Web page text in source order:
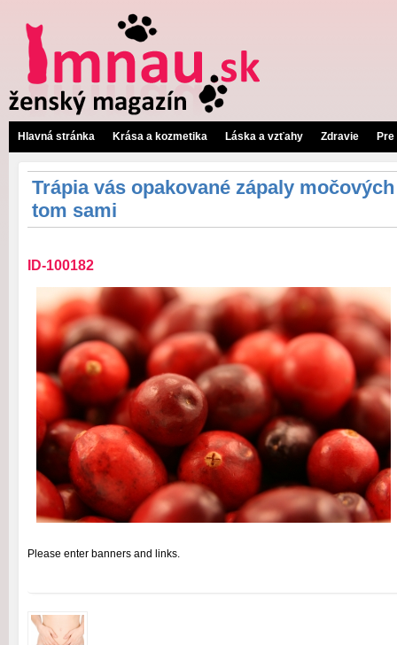
Hlavná stránka Krása a kozmetika Láska a vzťahy Zdravie
Trápia vás opakované zápaly
tom sami
ID-100182
Please enter banners and links.